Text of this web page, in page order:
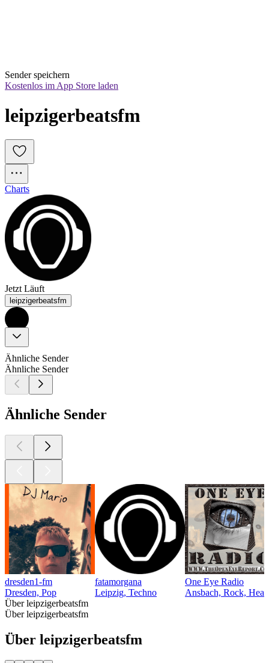
Sender speichern
Kostenlos im App Store laden
leipzigerbeatsfm
Charts
Jetzt Läuft
leipzigerbeatsfm
Ähnliche Sender
Ähnliche Sender
Ähnliche Sender
dresden1-fm
Dresden, Pop
fatamorgana
Leipzig, Techno
One Eye Radio
Ansbach, Rock,
Über leipzigerbeatsfm
Über leipzigerbeatsfm
Über leipzigerbeatsfm